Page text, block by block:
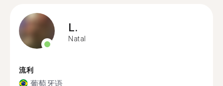
L.
Natal
流利
葡萄牙语